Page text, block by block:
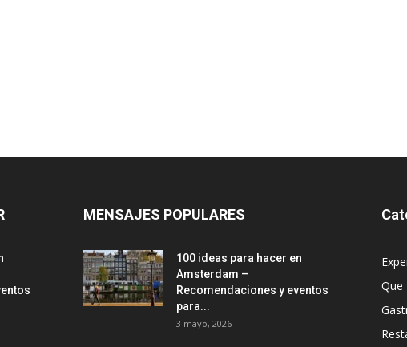
MENSAJES POPULARES
100 ideas para hacer en
Amsterdam –
Recomendaciones y eventos
para...
3 mayo, 2026
Que